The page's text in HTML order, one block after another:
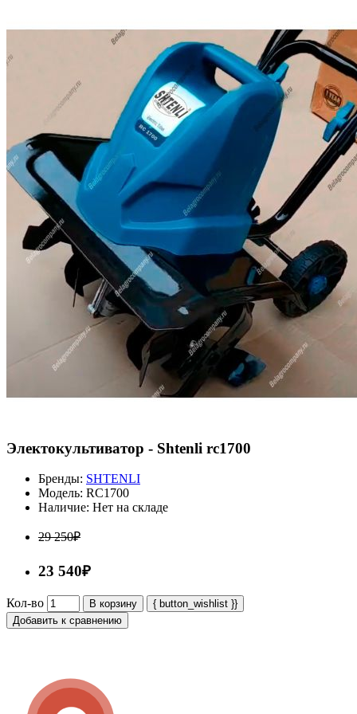
Электокультиватор - Shtenli rc1700
Бренды: SHTENLI
Модель: RC1700
Наличие: Нет на складе
29 250₽
23 540₽
Кол-во В корзину
{ button_wishlist }}
Добавить к сравнению